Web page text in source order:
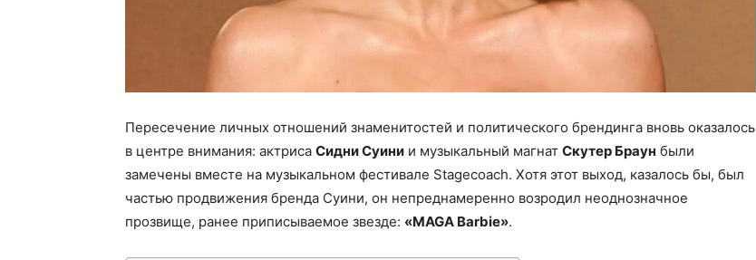
Пересечение личных отношений знаменитостей и политического брендинга вновь оказалось
в центре внимания: актриса Сидни Суини и музыкальный магнат Скутер Браун были
замечены вместе на музыкальном фестивале Stagecoach. Хотя этот выход, казалось бы, был
частью продвижения бренда Суини, он непреднамеренно возродил неоднозначное
прозвище, ранее приписываемое звезде: «MAGA Barbie».